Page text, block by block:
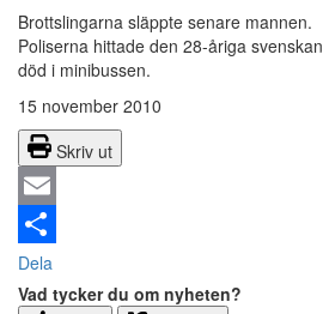
Brottslingarna släppte senare mannen.
Poliserna hittade den 28-åriga svenskan
död i minibussen.
15 november 2010
Skriv ut
Email
Dela
Vad tycker du om nyheten?